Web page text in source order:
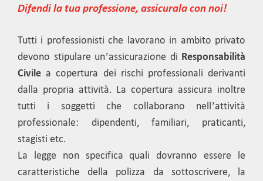
Difendi la tua professione, assicurala con noi!
Tutti i professionisti che lavorano in ambito privato
devono stipulare un’assicurazione di Responsabilità
Civile a copertura dei rischi professionali derivanti
dalla propria attività. La copertura assicura inoltre
tutti i soggetti che collaborano nell’attività
professionale: dipendenti, familiari, praticanti,
stagisti etc.
La legge non specifica quali dovranno essere le
caratteristiche della polizza da sottoscrivere, la